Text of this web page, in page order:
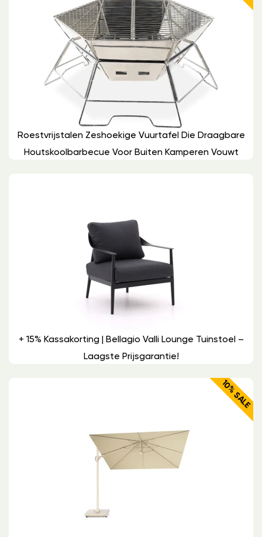
Roestvrijstalen Zeshoekige Vuurtafel Die Draagbare
Houtskoolbarbecue Voor Buiten Kamperen Vouwt
+ 15% Kassakorting | Bellagio Valli Lounge Tuinstoel –
Laagste Prijsgarantie!
10% SALE